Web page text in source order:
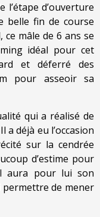
l’étape d’ouverture
belle fin de course
mâle de 6 ans se
idéal pour cet
et déferré des
pour asseoir sa
qui a réalisé de
a déjà eu l’occasion
sur la cendrée
d’estime pour
aura pour lui son
de mener